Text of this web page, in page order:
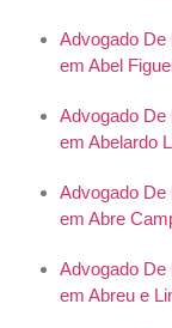
Advogado
em Abel
Advogado
em Abelardo
Advogado
em Abre
Advogado
em Abreu e